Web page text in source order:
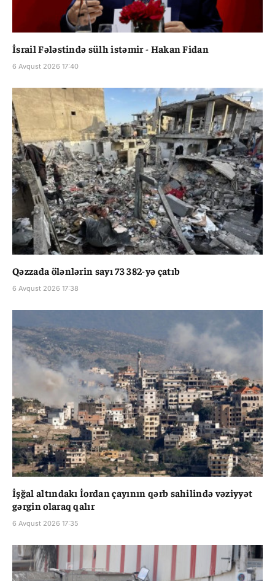
İsrail Fələstində sülh istəmir - Hakan Fidan
6 Avqust 2026 17:40
Qəzzada ölənlərin sayı 73 382-yə çatıb
6 Avqust 2026 17:38
İşğal altındakı İordan çayının qərb sahilində vəziyyət
gərgin olaraq qalır
6 Avqust 2026 17:35